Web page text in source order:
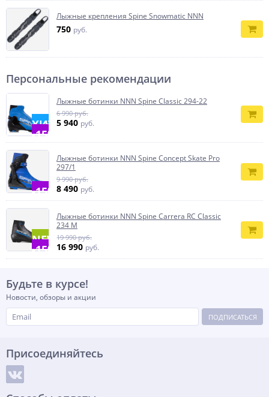
Лыжные крепления Spine Snowmatic NNN
750 руб.
Персональные рекомендации
ХИТ
-15%
Лыжные ботинки NNN Spine Classic 294-22
6 990 руб.
5 940 руб.
-15%
Лыжные ботинки NNN Spine Concept Skate Pro
297/1
9 990 руб.
8 490 руб.
NEW
-15%
Лыжные ботинки NNN Spine Carrera RC Classic
234 M
19 990 руб.
16 990 руб.
Будьте в курсе!
Новости, обзоры и акции
ПОДПИСАТЬСЯ
Присоединяйтесь